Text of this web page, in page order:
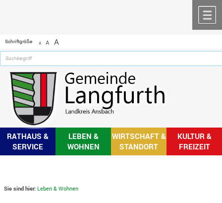
Schriftgröße A A A
RATHAUS &
SERVICE
LEBEN &
WOHNEN
WIRTSCHAFT &
STANDORT
KULTUR &
FREIZEIT
Sie sind hier: Leben & Wohnen